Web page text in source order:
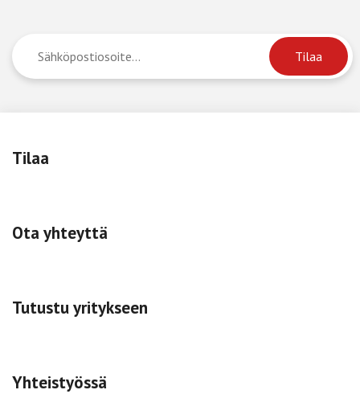
Tilaa
Ota yhteyttä
Tutustu yritykseen
Yhteistyössä